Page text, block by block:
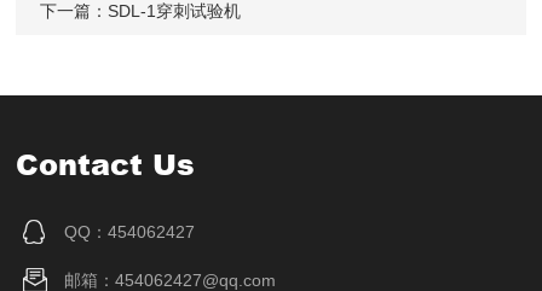
下一篇： SDL-1穿刺试验机
Contact Us
QQ：454062427
邮箱：454062427@qq.com